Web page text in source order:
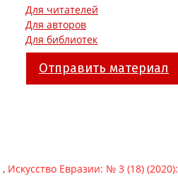
Для читателей
Для авторов
Для библиотек
Отправить материал
, Искусство Евразии: № 3 (18)